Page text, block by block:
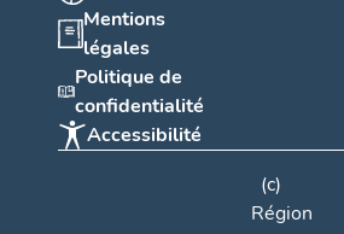
Mentions
légales
Politique de
confidentialité
Accessibilité
(c)
Région